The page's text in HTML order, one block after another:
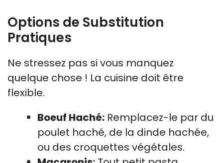
Options de Substitution
Pratiques
Ne stressez pas si vous manquez
quelque chose ! La cuisine doit être
flexible.
Boeuf Haché: Remplacez-le par du
poulet haché, de la dinde hachée,
ou des croquettes végétales.